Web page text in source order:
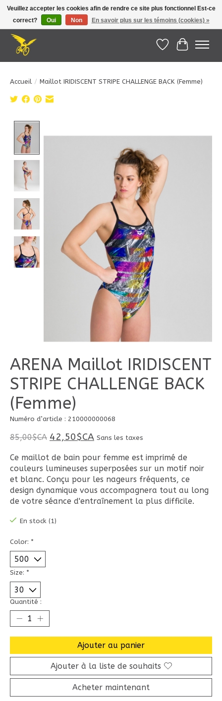
Le Pédalier | Îles de la Madeleine |info@lepedalier.com| 1-418-986-2965
Liste dePanier
Accueil / Maillot IRIDISCENT STRIPE CHALLENGE BACK (Femme)
ARENA Maillot IRIDISCENT
STRIPE CHALLENGE BACK
(Femme)
Numéro d’article : 210000000068
85,00$CA 42,50$CA Sans les taxes
Ce maillot de bain pour femme est imprimé de
couleurs lumineuses superposées sur un motif noir
et blanc. Conçu pour les nageurs fréquents, ce
design dynamique vous accompagnera tout au long
de votre séance d'entraînement la plus difficile.
En stock (1)
Color: *
Size: *
Quantité :
Ajouter au panier
Ajouter à la liste de souhaits
Acheter maintenant
Veuillez accepter les cookies afin de rendre ce site plus fonctionnel Est-ce
correct?
Oui Non En savoir plus sur les témoins (cookies) »